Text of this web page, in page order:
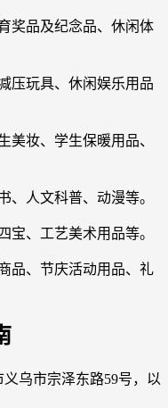
奖品及纪念品、休闲体
压玩具、休闲娱乐用品
美妆、学生保暖用品、
、人文科普、动漫等。
宝、工艺美术用品等。
品、节庆活动用品、礼
乌市宗泽东路59号，以